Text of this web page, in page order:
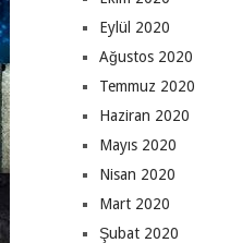
Eylül 2020
Ağustos 2020
Temmuz 2020
Haziran 2020
Mayıs 2020
Nisan 2020
Mart 2020
Şubat 2020